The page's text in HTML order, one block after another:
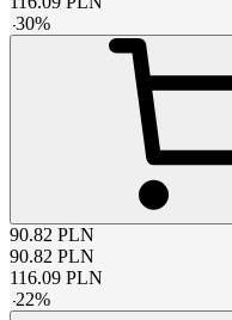
-30%
90.82 PLN
90.82 PLN
116.09 PLN
-22%